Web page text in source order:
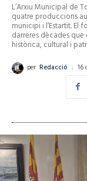
L’Arxiu Municipal de
quatre produccions
municipi i l’Estartit. El
darreres dècades
històrica, cultural i
per Redacció 16